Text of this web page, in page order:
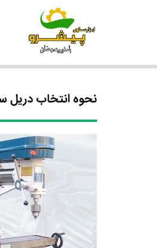
نحوه انتخاب